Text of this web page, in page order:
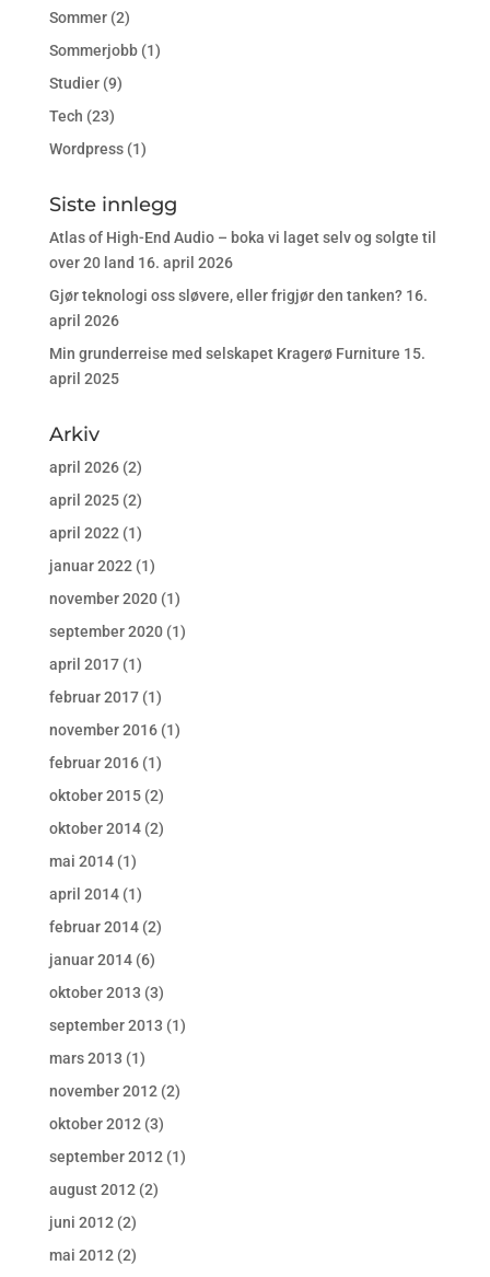
Sommer(2)
Sommerjobb(1)
Studier(9)
Tech (23)
Wordpress(1)
Siste innlegg
Atlas of High-End Audio – boka vi laget selv og solgte til
over 20 land 16. april 2026
Gjør teknologi oss sløvere, eller frigjør den tanken? 16.
april 2026
Min grunderreise med selskapet Kragerø Furniture 15.
april 2025
Arkiv
april 2026(2)
april 2025(2)
april 2022 (1)
januar 2022 (1)
november 2020(1)
september 2020(1)
april 2017(1)
februar 2017(1)
november 2016(1)
februar 2016(1)
oktober 2015(2)
oktober 2014(2)
mai 2014(1)
april 2014(1)
februar 2014(2)
januar 2014(6)
oktober 2013 (3)
september 2013 (1)
mars 2013 (1)
november 2012 (2)
oktober 2012 (3)
september 2012 (1)
august 2012 (2)
juni 2012 (2)
mai 2012 (2)